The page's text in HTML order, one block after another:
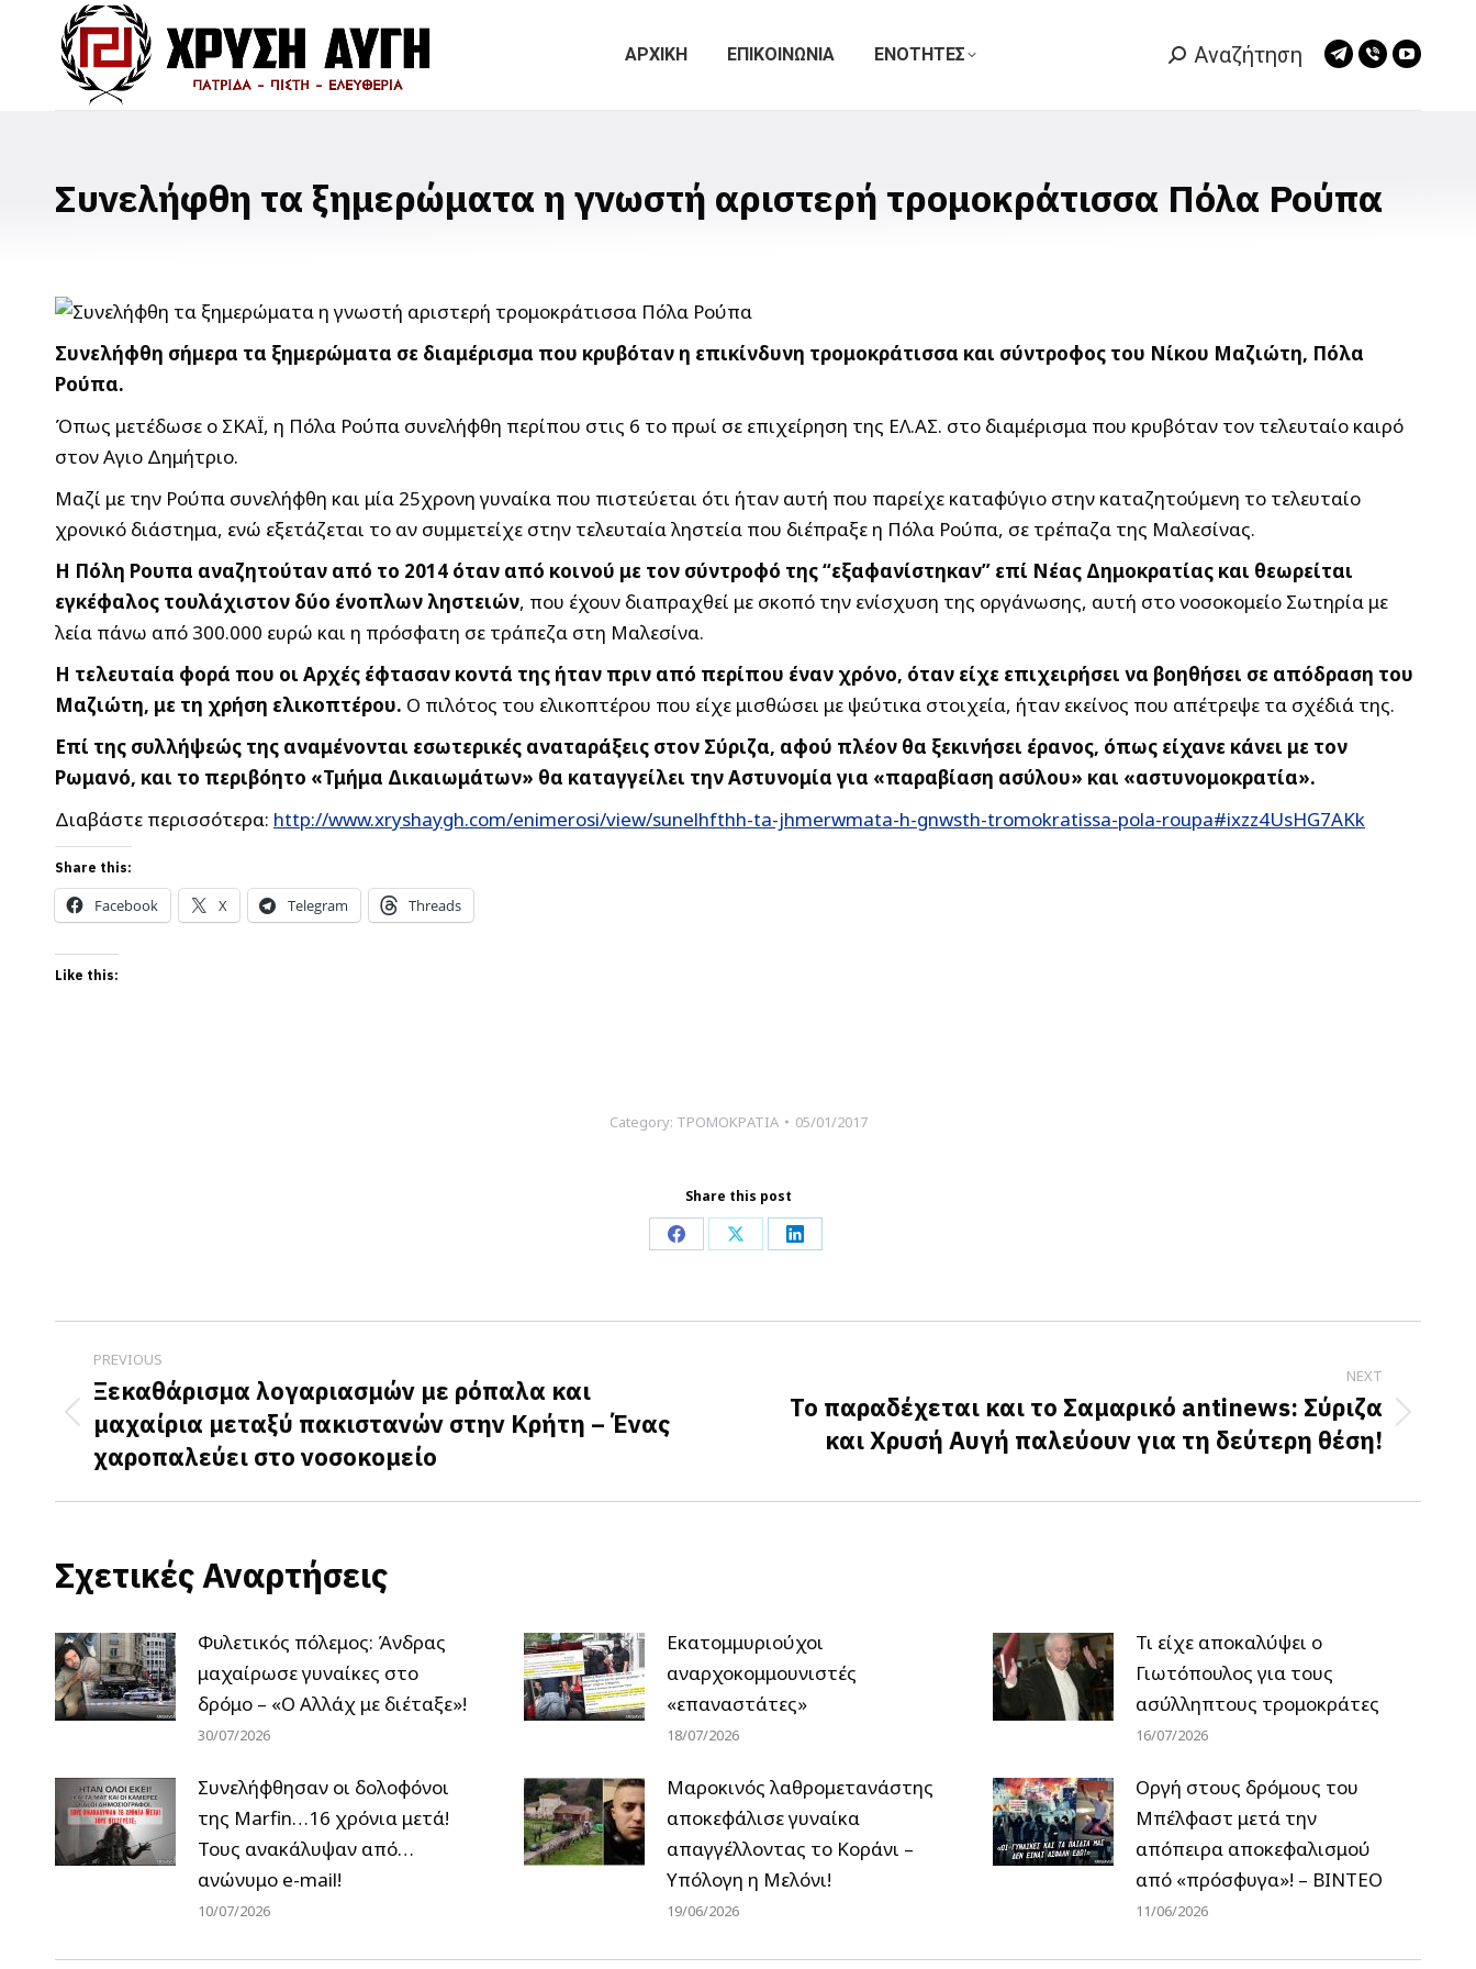
ΑΡΧΙΚΗ ΕΠΙΚΟΙΝΩΝΙΑ ΕΝΟΤΗΤΕΣ Search:
Αναζήτηση
Telegram
window
Viber
window
Συνελήφθη τα ξημερώματα η γνωστή αριστερή τρομοκράτισσα Πόλα Ρούπα
Συνελήφθη σήμερα τα ξημερώματα σε διαμέρισμα που κρυβόταν η επικίνδυνη τρομοκράτισσα και σύντροφος του Νίκου Μαζιώτη, Πόλα
Ρούπα.
Όπως μετέδωσε ο ΣΚΑΪ, η Πόλα Ρούπα συνελήφθη περίπου στις 6 το πρωί σε επιχείρηση της ΕΛ.ΑΣ. στο διαμέρισμα που κρυβόταν τον τελευταίο καιρό
στον Αγιο Δημήτριο.
Μαζί με την Ρούπα συνελήφθη και μία 25χρονη γυναίκα που πιστεύεται ότι ήταν αυτή που παρείχε καταφύγιο στην καταζητούμενη το τελευταίο
χρονικό διάστημα, ενώ εξετάζεται το αν συμμετείχε στην τελευταία ληστεία που διέπραξε η Πόλα Ρούπα, σε τρέπαζα της Μαλεσίνας.
Η Πόλη Ρουπα αναζητούταν από το 2014 όταν από κοινού με τον σύντροφό της “εξαφανίστηκαν” επί Νέας Δημοκρατίας και θεωρείται
εγκέφαλος τουλάχιστον δύο ένοπλων ληστειών, που έχουν διαπραχθεί με σκοπό την ενίσχυση της οργάνωσης, αυτή στο νοσοκομείο Σωτηρία με
λεία πάνω από 300.000 ευρώ και η πρόσφατη σε τράπεζα στη Μαλεσίνα.
Η τελευταία φορά που οι Αρχές έφτασαν κοντά της ήταν πριν από περίπου έναν χρόνο, όταν είχε επιχειρήσει να βοηθήσει σε απόδραση του
Μαζιώτη, με τη χρήση ελικοπτέρου. Ο πιλότος του ελικοπτέρου που είχε μισθώσει με ψεύτικα στοιχεία, ήταν εκείνος που απέτρεψε τα σχέδιά της.
Επί της συλλήψεώς της αναμένονται εσωτερικές αναταράξεις στον Σύριζα, αφού πλέον θα ξεκινήσει έρανος, όπως είχανε κάνει με τον
Ρωμανό, και το περιβόητο «Τμήμα Δικαιωμάτων» θα καταγγείλει την Αστυνομία για «παραβίαση ασύλου» και «αστυνομοκρατία».
Διαβάστε περισσότερα: http://www.xryshaygh.com/enimerosi/view/sunelhfthh-ta-jhmerwmata-h-gnwsth-tromokratissa-pola-roupa#ixzz4UsHG7AKk
Share this:
Facebook X Telegram Threads
Like this:
Category: ΤΡΟΜΟΚΡΑΤΙΑ 05/01/2017
Share this post
Share
Facebook
Share
X
Share
LinkedIn
Post
navigation
PREVIOUS
Previous
post:
Ξεκαθάρισμα λογαριασμών με ρόπαλα και
μαχαίρια μεταξύ πακιστανών στην Κρήτη – Ένας
χαροπαλεύει στο νοσοκομείο
NEXT
Next
Το παραδέχεται και το Σαμαρικό antinews: Σύριζα
και Χρυσή Αυγή παλεύουν για τη δεύτερη θέση!
Σχετικές Αναρτήσεις
Φυλετικός πόλεμος: Άνδρας
μαχαίρωσε γυναίκες στο
δρόμο – «Ο Αλλάχ με διέταξε»!
30/07/2026
Εκατομμυριούχοι
αναρχοκομμουνιστές
«επαναστάτες»
18/07/2026
Τι είχε αποκαλύψει ο
Γιωτόπουλος για τους
ασύλληπτους τρομοκράτες
16/07/2026
Συνελήφθησαν οι δολοφόνοι
της Marfin…16 χρόνια μετά!
Τους ανακάλυψαν από…
ανώνυμο e-mail!
10/07/2026
Μαροκινός λαθρομετανάστης
αποκεφάλισε γυναίκα
απαγγέλλοντας το Κοράνι –
Υπόλογη η Μελόνι!
19/06/2026
Οργή στους δρόμους του
Μπέλφαστ μετά την
απόπειρα αποκεφαλισμού
από «πρόσφυγα»! – ΒΙΝΤΕΟ
11/06/2026